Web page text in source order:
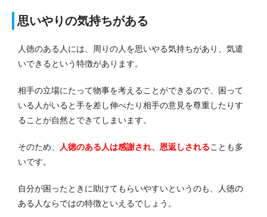
思いやりの気持ちがある
人徳のある人には、周りの人を思いやる気持ちがあり、気遣
いできるという特徴があります。
相手の立場にたって物事を考えることができるので、困って
いる人がいると手を差し伸べたり相手の意見を尊重したりす
ることが自然とできてしまいます。
そのため、 人徳のある人は感謝され、恩返しされることも多
いです。
自分が困ったときに助けてもらいやすいというのも、人徳の
ある人ならではの特徴といえるでしょう。